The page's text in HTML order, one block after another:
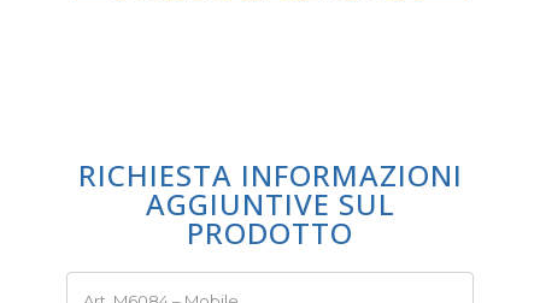
RICHIESTA INFORMAZIONI
AGGIUNTIVE SUL
PRODOTTO